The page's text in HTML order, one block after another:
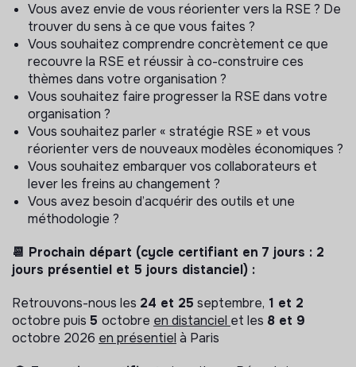
Vous avez envie de vous réorienter vers la RSE ? De
trouver du sens à ce que vous faites ?
Vous souhaitez comprendre concrètement ce que
recouvre la RSE et réussir à co-construire ces
thèmes dans votre organisation ?
Vous souhaitez faire progresser la RSE dans votre
organisation ?
Vous souhaitez parler « stratégie RSE » et vous
réorienter vers de nouveaux modèles économiques ?
Vous souhaitez embarquer vos collaborateurs et
lever les freins au changement ?
Vous avez besoin d’acquérir des outils et une
méthodologie ?
📆 Prochain départ (cycle certifiant en 7 jours : 2
jours présentiel et 5 jours distanciel) :
Retrouvons-nous les 24 et 25 septembre, 1 et 2
octobre puis 5 octobre en distanciel et les 8 et 9
octobre 2026 en présentiel à Paris